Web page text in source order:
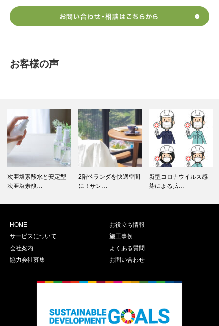
お客様の声
2階ベランダを快適空間
に！サン…
新型コロナウイルス感
染による拡…
高圧洗浄でパイプ内を
一気にお掃…
HOME
お役立ち情報
サービスについて
施工事例
会社案内
よくある質問
協力会社募集
お問い合わせ